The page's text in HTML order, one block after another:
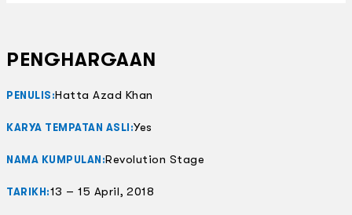
PENGHARGAAN
PENULIS:Hatta Azad Khan
KARYA TEMPATAN ASLI:Yes
NAMA KUMPULAN:Revolution Stage
TARIKH:13 – 15 April, 2018